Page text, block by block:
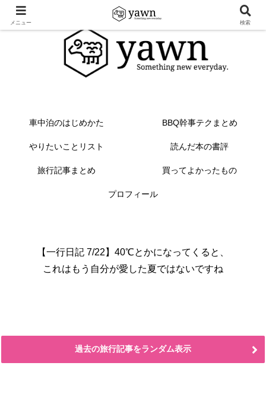
車中泊のはじめかた BBQ幹事テクまとめ
やりたいことリスト 読んだ本の書評
旅行記事まとめ 買ってよかったもの
プロフィール
【一行日記 7/22】40℃とかになってくると、
これはもう自分が愛した夏ではないですね
過去の旅行記事をランダム表示
メニュー 検索